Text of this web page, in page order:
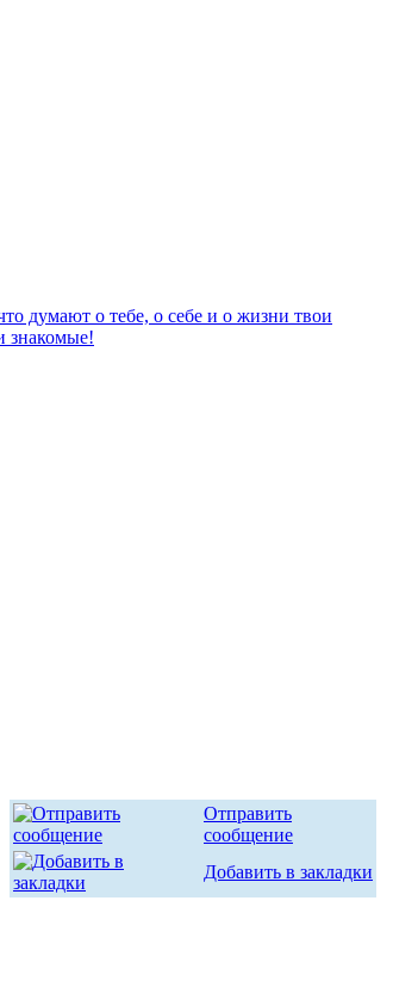
думают о тебе, о себе и о жизни твои
знакомые!
Отправить
сообщение
Добавить в закладки